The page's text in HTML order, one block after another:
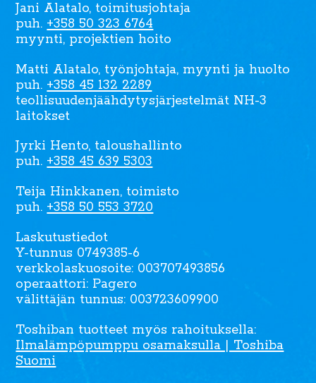
Jani Alatalo, toimitusjohtaja
puh. +358 50 323 6764
myynti, projektien hoito
Matti Alatalo, työnjohtaja, myynti ja huolto
puh. +358 45 132 2289
teollisuudenjäähdytysjärjestelmät NH-3
laitokset
Jyrki Hento, taloushallinto
puh. +358 45 639 5303
Teija Hinkkanen, toimisto
puh. +358 50 553 3720
Laskutustiedot
Y-tunnus 0749385-6
verkkolaskuosoite: 003707493856
operaattori: Pagero
välittäjän tunnus: 003723609900
Toshiban tuotteet myös rahoituksella:
Ilmalämpöpumppu osamaksulla | Toshiba
Suomi